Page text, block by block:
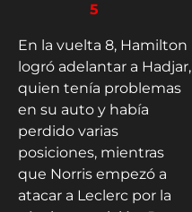
5
En la vuelta 8, Hamilton
logró adelantar a Hadjar,
quien tenía problemas
en su auto y había
perdido varias
posiciones, mientras
que Norris empezó a
atacar a Leclerc por la